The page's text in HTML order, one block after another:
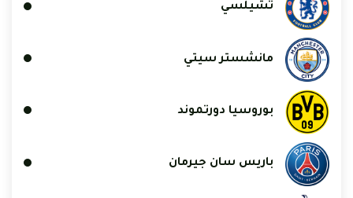
تشيلسي
مانشستر سيتي
بوروسيا دورتموند
باريس سان جيرمان